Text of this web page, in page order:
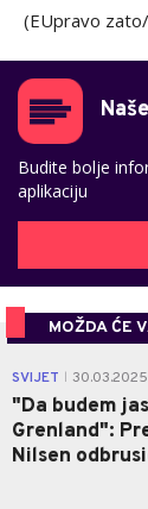
(EUpravo
Budite bolje
aplikaciju
MOŽDA ĆE
SVIJET
"Da budem
Grenland":
Nilsen